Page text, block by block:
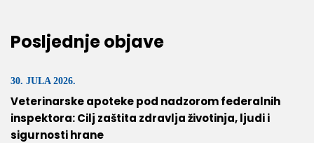
Posljednje objave
30. JULA 2026.
Veterinarske apoteke pod nadzorom federalnih
inspektora: Cilj zaštita zdravlja životinja, ljudi i
sigurnosti hrane